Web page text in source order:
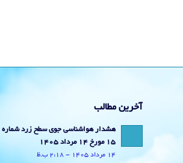
آخرین مطالب
هشدار هواشناسی جوی سطح زرد شماره
15 مورخ 14 مرداد 1405
14 مرداد 1405 - 2:18 ب.ظ